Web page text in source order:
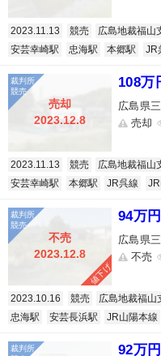
2023.11.13 競売 広島地裁福山
安芸幸崎駅
忠海駅 本郷駅 JR
売却
2023.12.8
108万
広島県
売却
2023.11.13 競売 広島地裁福山
安芸幸崎駅
本郷駅 JR呉線
不売
2023.12.8
値下げ
94万
広島県
不売
2023.10.16 競売 広島地裁福山
忠海駅
安芸長浜駅 JR山陽本線
92万